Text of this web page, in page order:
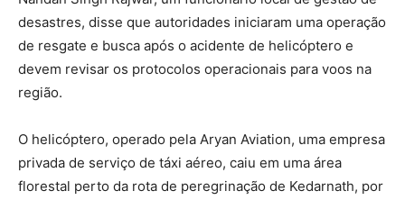
desastres, disse que autoridades iniciaram uma operação
de resgate e busca após o acidente de helicóptero e
devem revisar os protocolos operacionais para voos na
região.
O helicóptero, operado pela Aryan Aviation, uma empresa
privada de serviço de táxi aéreo, caiu em uma área
florestal perto da rota de peregrinação de Kedarnath, por